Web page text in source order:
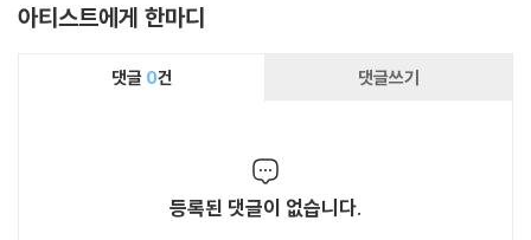
아티스트에게 한마디
댓글 0건 댓글쓰기
등록된 댓글이 없습니다.